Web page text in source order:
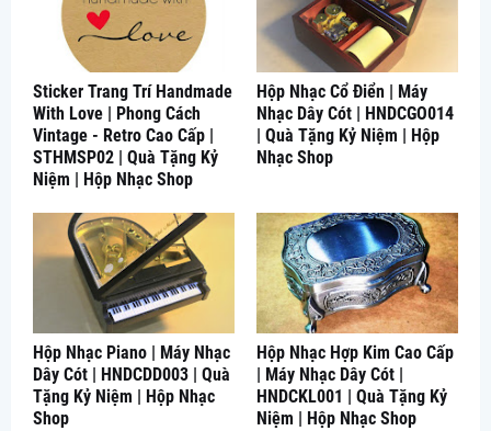
Sticker Trang Trí Handmade
With Love | Phong Cách
Vintage - Retro Cao Cấp |
STHMSP02 | Quà Tặng Kỷ
Niệm | Hộp Nhạc Shop
Hộp Nhạc Cổ Điển | Máy
Nhạc Dây Cót | HNDCGO014
| Quà Tặng Kỷ Niệm | Hộp
Nhạc Shop
Hộp Nhạc Piano | Máy Nhạc
Dây Cót | HNDCDD003 | Quà
Tặng Kỷ Niệm | Hộp Nhạc
Shop
Hộp Nhạc Hợp Kim Cao Cấp
| Máy Nhạc Dây Cót |
HNDCKL001 | Quà Tặng Kỷ
Niệm | Hộp Nhạc Shop